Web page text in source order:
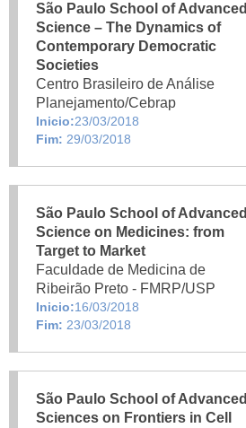
São Paulo School of Advanced
Science – The Dynamics of
Contemporary Democratic
Societies
Centro Brasileiro de Análise
Planejamento/Cebrap
Inicio:23/03/2018
Fim: 29/03/2018
São Paulo School of Advanced
Science on Medicines: from
Target to Market
Faculdade de Medicina de
Ribeirão Preto - FMRP/USP
Inicio:16/03/2018
Fim: 23/03/2018
São Paulo School of Advanced
Sciences on Frontiers in Cell